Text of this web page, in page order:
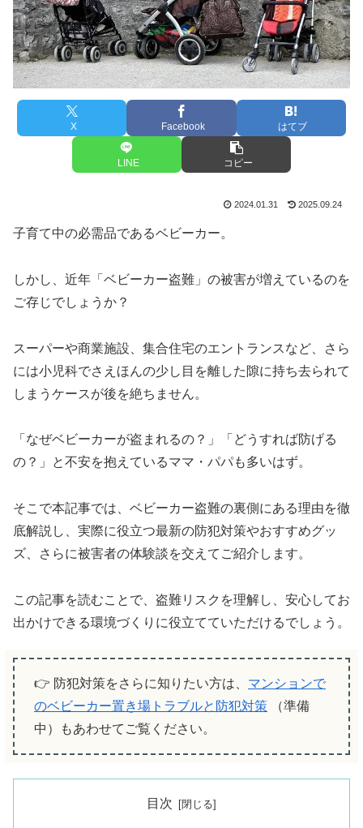
X Facebook はてブ
LINE コピー
2024.01.31 2025.09.24
子育て中の必需品であるベビーカー。
しかし、近年「ベビーカー盗難」の被害が増えているのを
ご存じでしょうか？
スーパーや商業施設、集合住宅のエントランスなど、さら
には小児科でさえほんの少し目を離した隙に持ち去られて
しまうケースが後を絶ちません。
「なぜベビーカーが盗まれるの？」「どうすれば防げる
の？」と不安を抱えているママ・パパも多いはず。
そこで本記事では、ベビーカー盗難の裏側にある理由を徹
底解説し、実際に役立つ最新の防犯対策やおすすめグッ
ズ、さらに被害者の体験談を交えてご紹介します。
この記事を読むことで、盗難リスクを理解し、安心してお
出かけできる環境づくりに役立てていただけるでしょう。
👉 防犯対策をさらに知りたい方は、 マンションで
のベビーカー置き場トラブルと防犯対策 （準備
中）もあわせてご覧ください。
目次